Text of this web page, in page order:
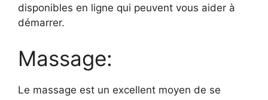
disponibles en ligne qui peuvent vous aider à
démarrer.
Massage:
Le massage est un excellent moyen de se